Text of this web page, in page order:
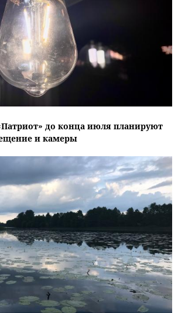
до конца июля планируют
и камеры